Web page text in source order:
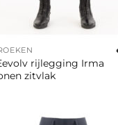
rijlegging Irma
zitvlak